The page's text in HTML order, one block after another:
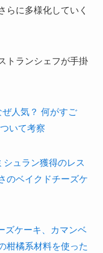
らに多様化していく
トランシェフが手掛
ぜ人気？ 何がすご
いて考察
ュラン獲得のレス
のベイクドチーズケ
ズケーキ、カマンベ
柑橘系材料を使った